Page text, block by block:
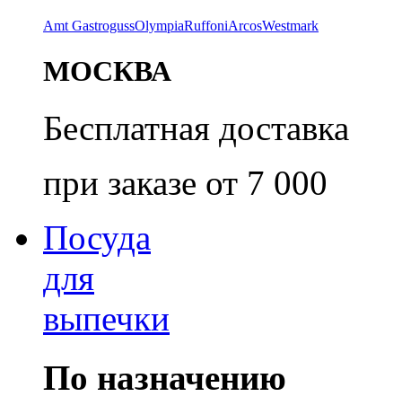
Amt GastrogussOlympiaRuffoniArcosWestmark
МОСКВА
Бесплатная доставка
при заказе от 7 000
Посуда
для
выпечки
По назначению